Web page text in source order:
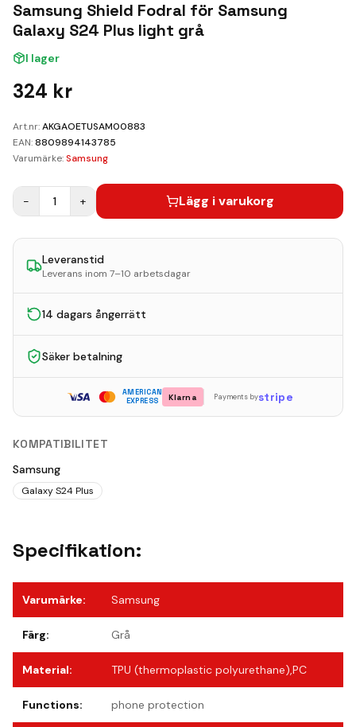
Boka Reparation
Samsung Shield Fodral för Samsung
Galaxy S24 Plus light grå
I lager
324 kr
Art.nr:AKGAOETUSAM00883
EAN:8809894143785
Varumärke:Samsung
− 1 + Lägg i varukorg
Leveranstid
Leverans inom 7–10 arbetsdagar
14 dagars ångerrätt
Säker betalning
AMERICAN
EXPRESS
Klarna Payments bystripe
KOMPATIBILITET
Samsung
Galaxy S24 Plus
Specifikation:
Varumärke: Samsung
Färg: Grå
Material: TPU (thermoplastic polyurethane),PC
Functions: phone protection